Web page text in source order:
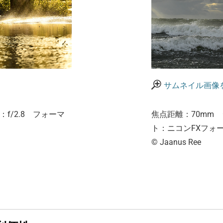
f/2.8 フォーマ
サムネイル画像
焦点距離：70mm
ト：ニコンFXフォ
© Jaanus Ree